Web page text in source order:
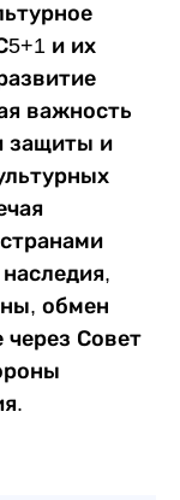
и их
важность
защиты и
обмен
Совет